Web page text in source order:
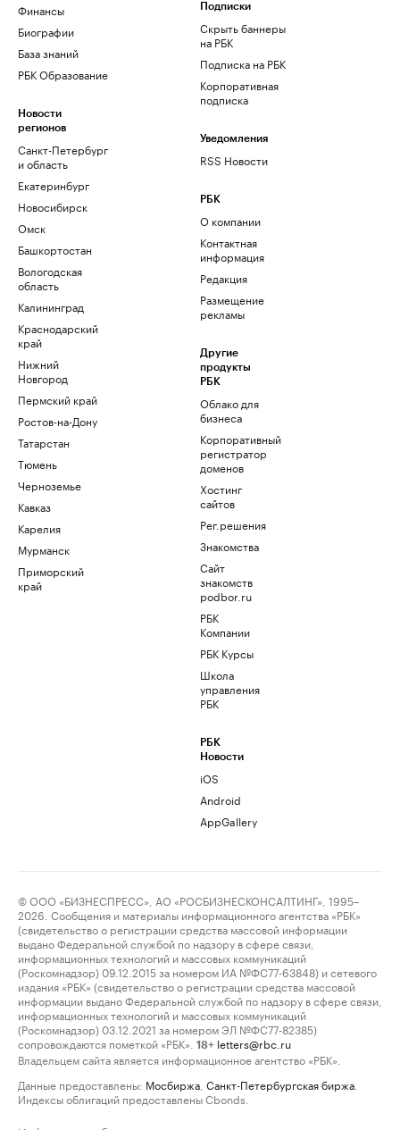
Финансы
Биографии
База знаний
РБК Образование
Новости
регионов
Санкт-Петербург
и область
Екатеринбург
Новосибирск
Омск
Башкортостан
Вологодская
область
Калининград
Краснодарский
край
Нижний
Новгород
Пермский край
Ростов-на-Дону
Татарстан
Тюмень
Черноземье
Кавказ
Карелия
Мурманск
Приморский
край
Подписки
Скрыть баннеры
на РБК
Подписка на РБК
Корпоративная
подписка
Уведомления
RSS Новости
РБК
О компании
Контактная
информация
Редакция
Размещение
рекламы
Другие
продукты
РБК
Облако для
бизнеса
Корпоративный
регистратор
доменов
Хостинг
сайтов
Рег.решения
Знакомства
Сайт
знакомств
podbor.ru
РБК
Компании
РБК Курсы
Школа
управления
РБК
РБК
Новости
iOS
Android
AppGallery
© ООО «БИЗНЕСПРЕСС», АО «РОСБИЗНЕСКОНСАЛТИНГ», 1995–
2026. Сообщения и материалы информационного агентства «РБК»
(свидетельство о регистрации средства массовой информации
выдано Федеральной службой по надзору в сфере связи,
информационных технологий и массовых коммуникаций
(Роскомнадзор) 09.12.2015 за номером ИА №ФС77-63848) и сетевого
издания «РБК» (свидетельство о регистрации средства массовой
информации выдано Федеральной службой по надзору в сфере связи,
информационных технологий и массовых коммуникаций
(Роскомнадзор) 03.12.2021 за номером ЭЛ №ФС77-82385)
сопровождаются пометкой «РБК».
18+ letters@rbc.ru
Владельцем сайта является информационное агентство «РБК».
Данные предоставлены: Мосбиржа Санкт-Петербургская биржа
Индексы облигаций предоставлены Cbonds.